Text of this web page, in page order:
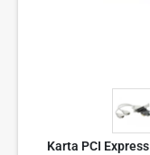
Karta PCI